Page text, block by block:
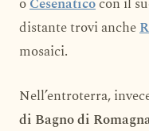
distante trovi anche
mosaici.
Nell’entroterra,
di Bagno di